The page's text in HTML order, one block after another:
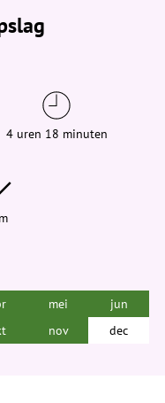
4 uren 18 minuten
mei
jun
nov dec